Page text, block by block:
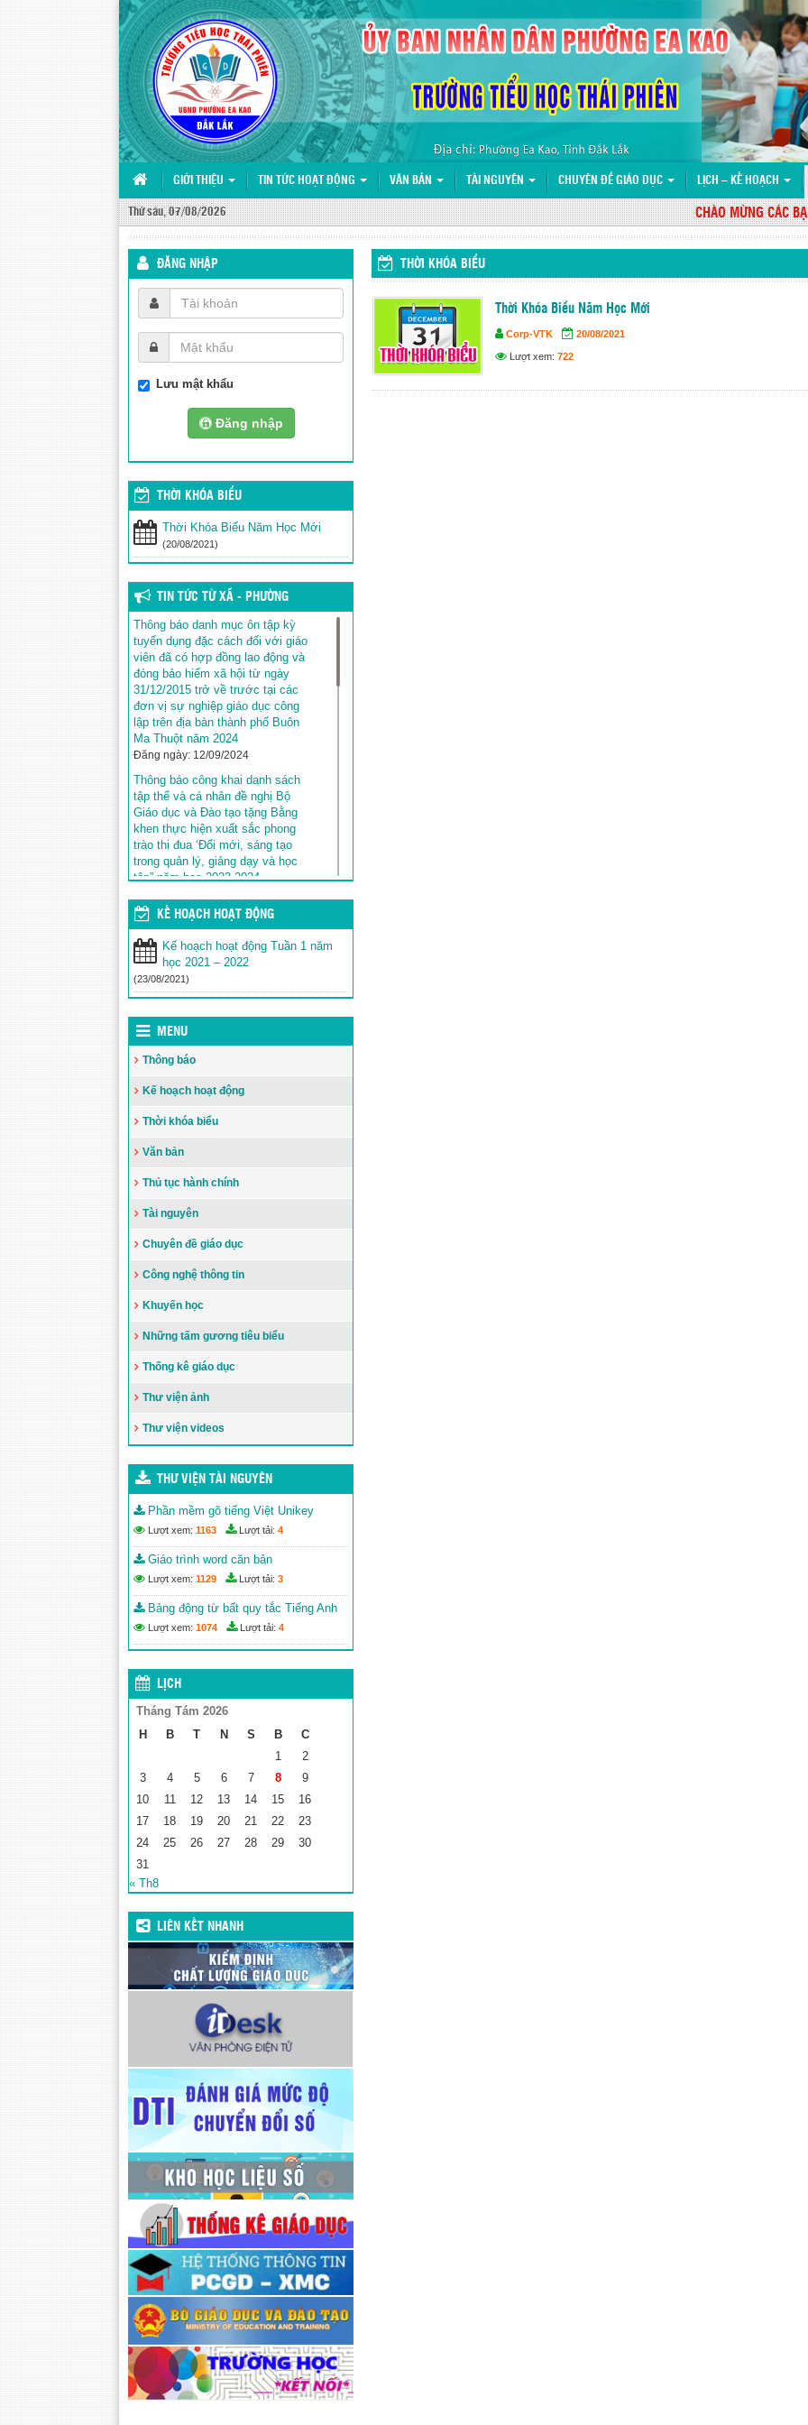
GIỚI THIỆU TIN TỨC HOẠT ĐỘNG VĂN BẢN TÀI NGUYÊN CHUYÊN ĐỀ GIÁO DỤC LỊCH – KẾ HOẠCH
Thứ sáu, 07/08/2026 CHÀO MỪNG CÁC BẠN
THỜI KHÓA BIỂU
Thời Khóa Biểu Năm Học Mới
Corp-VTK 20/08/2021
Lượt xem: 722
ĐĂNG NHẬP
Lưu mật khẩu
Đăng nhập
THỜI KHÓA BIỂU
Thời Khóa Biểu Năm Học Mới
(20/08/2021)
TIN TỨC TỪ XÃ - PHƯỜNG
Thông báo danh mục ôn tập kỳ
tuyển dụng đặc cách đối với giáo
viên đã có hợp đồng lao động và
đóng bảo hiểm xã hội từ ngày
31/12/2015 trở về trước tại các
đơn vị sự nghiệp giáo dục công
lập trên địa bàn thành phố Buôn
Ma Thuột năm 2024
Đăng ngày: 12/09/2024
Thông báo công khai danh sách
tập thể và cá nhân đề nghị Bộ
Giáo dục và Đào tạo tặng Bằng
khen thực hiện xuất sắc phong
trào thi đua ‘Đổi mới, sáng tạo
trong quản lý, giảng dạy và học
tập” năm học 2023-2024
Kết quả tuyển sinh vào lớp 6 năm
học 2024-2025 trường THCS Phan
Chu Trinh
Đăng ngày: 13/06/2024
Thông tư ban hành Quy chế thực
dục và đào tạo thuộc hệ thống
Đăng ngày: 14/05/2024
LỊCH CÔNG TÁC TUẦN TỪ
NGÀY 01/4/2024 ĐẾN NGÀY
07/4/2024
Hội thi An toàn giao thông bậc
mầm non, sân chơi sôi nổi và bổ
ích
Đăng ngày: 28/03/2024
giáo dục Tiểu học năm học 2023-
Đăng ngày: 05/10/2023
Phòng Giáo dục và Đào tạo thành
và triển khai nhiệm vụ năm học
Đăng ngày: 12/09/2023
Công bố và trao quyết định bổ
Đào tạo TP. Buôn Ma Thuột
Đăng ngày: 24/08/2023
Quyết định về việc ban hành Kế
hoạch thời gian năm học 2023-
2024 đối với giáo dục mầm non,
giáo dục phổ thông và giáo dục
thường xuyên trên địa bàn tỉnh
Đắk Lắk
Đăng ngày: 10/08/2023
KẾ HOẠCH HOẠT ĐỘNG
Kế hoạch hoạt động Tuần 1 năm
học 2021 – 2022
(23/08/2021)
MENU
Thông báo
Kế hoạch hoạt động
Thời khóa biểu
Văn bản
Thủ tục hành chính
Tài nguyên
Chuyên đề giáo dục
Công nghệ thông tin
Khuyến học
Những tấm gương tiêu biểu
Thống kê giáo dục
Thư viện ảnh
Thư viện videos
THƯ VIỆN TÀI NGUYÊN
Phần mềm gõ tiếng Việt Unikey
Lượt xem: 1163 Lượt tải: 4
Giáo trình word căn bản
Lượt xem: 1129 Lượt tải: 3
Bảng động từ bất quy tắc Tiếng Anh
Lượt xem: 1074 Lượt tải: 4
LỊCH
Tháng Tám 2026
H
B T N S B
C
1
2
3
4 5 6 7 8
9
10
11 12 13 14 15
16
17
18 19 20 21 22
23
24
25 26 27 28 29
30
31
« Th8
LIÊN KẾT NHANH